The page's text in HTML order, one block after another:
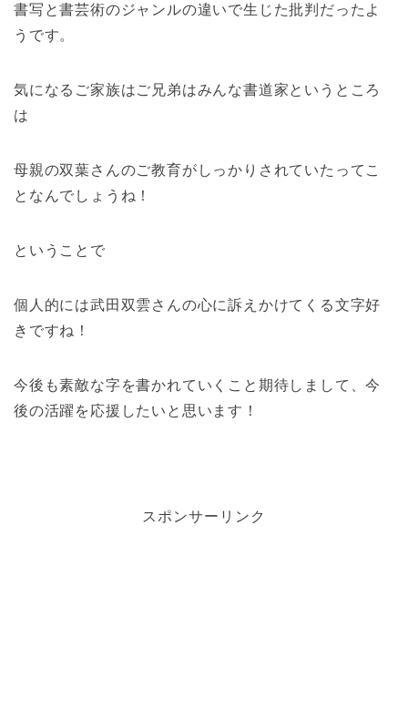
書写と書芸術のジャンルの違いで生じた批判だったよ
うです。
気になるご家族はご兄弟はみんな書道家というところ
は
母親の双葉さんのご教育がしっかりされていたってこ
となんでしょうね！
ということで
個人的には武田双雲さんの心に訴えかけてくる文字好
きですね！
今後も素敵な字を書かれていくこと期待しまして、今
後の活躍を応援したいと思います！
スポンサーリンク